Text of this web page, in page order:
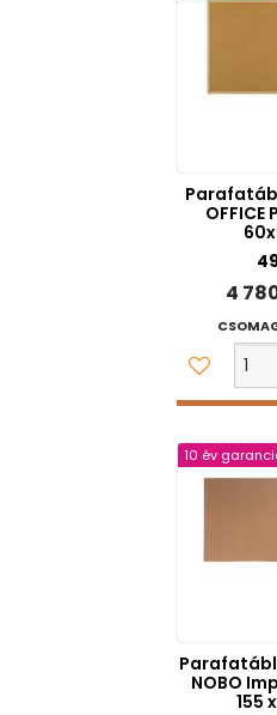
OFFICE
4
10 év
NOBO
155